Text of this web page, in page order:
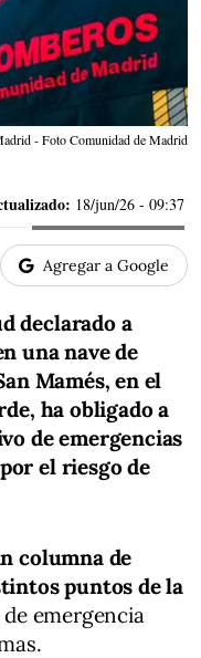
- Foto Comunidad de Madrid
18/jun/26 - 09:37
Agregar a Google
declarado a
una nave de
Mamés, en el
ha obligado a
de emergencias
el riesgo de
columna de
puntos de la
emergencia